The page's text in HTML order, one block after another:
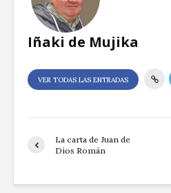
Iñaki de Mujika
VER TODAS LAS ENTRADAS
La carta de Juan de
Dios Román